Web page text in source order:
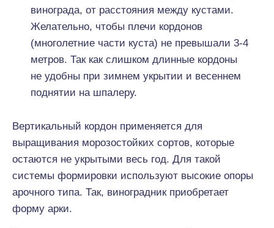
винограда, от расстояния между кустами.
Желательно, чтобы плечи кордонов
(многолетние части куста) не превышали 3-4
метров. Так как слишком длинные кордоны
не удобны при зимнем укрытии и весеннем
поднятии на шпалеру.
Вертикальный кордон применяется для
выращивания морозостойких сортов, которые
остаются не укрытыми весь год. Для такой
системы формировки используют высокие опоры
арочного типа. Так, виноградник приобретает
форму арки.